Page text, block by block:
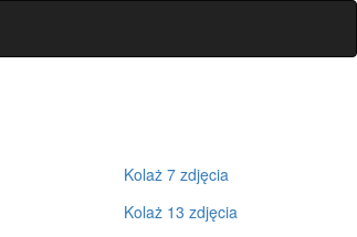
Kolaż 7 zdjęcia
Kolaż 13 zdjęcia